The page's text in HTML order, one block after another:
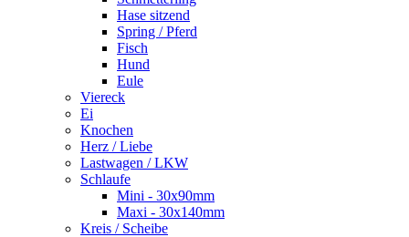
Hase sitzend
Spring / Pferd
Fisch
Hund
Eule
Viereck
Ei
Knochen
Herz / Liebe
Lastwagen / LKW
Schlaufe
Mini - 30x90mm
Maxi - 30x140mm
Kreis / Scheibe